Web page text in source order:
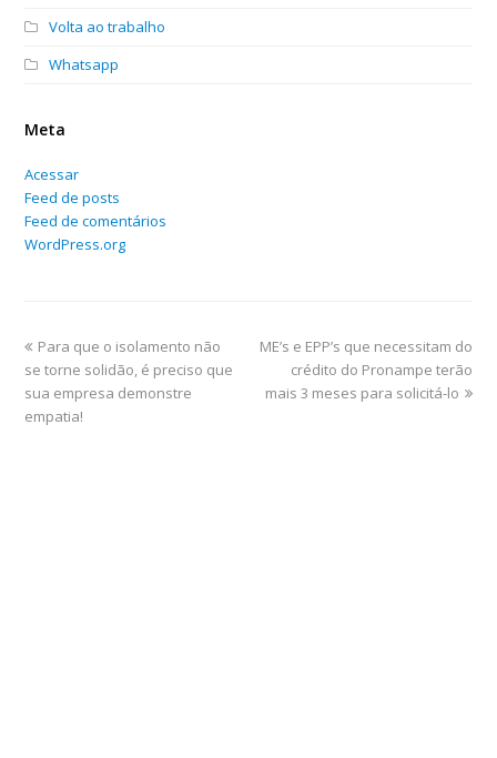
Volta ao trabalho
Whatsapp
Meta
Acessar
Feed de posts
Feed de comentários
WordPress.org
Para que o isolamento não
se torne solidão, é preciso que
sua empresa demonstre
empatia!
ME’s e EPP’s que necessitam do
crédito do Pronampe terão
mais 3 meses para solicitá-lo